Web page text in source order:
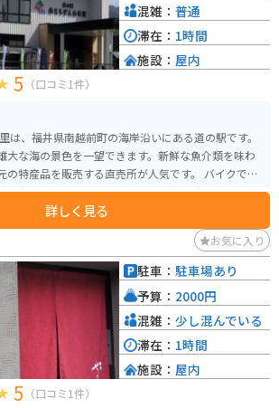
5 （口コミ1件）
は、福井県南越前町の海岸沿いにある道の駅です。
大な海の景色を一望できます。新鮮な魚介類を味わ
産品を販売する直売所が人気です。 バイクで訪
く海岸線がおすすめです。特に夕暮れ時は、水平線
情を掻き立てられます。周辺には、歴史的な建造物
ングの拠点としても最適です。 南越前町は、
、新鮮な海の幸が有名です。道の駅のレストランで
使った料理を楽しむことができます。また、お土
、伝統工芸品の越前打刃物がおすすめです。
詳しく見る
混雑： 普通
滞在： 1時間
施設： 屋内
お気に入り
5 （口コミ1件）
駐車： 駐車場あり
予算： 2000円
混雑： 少し混んでいる
滞在： 1時間
施設： 屋内